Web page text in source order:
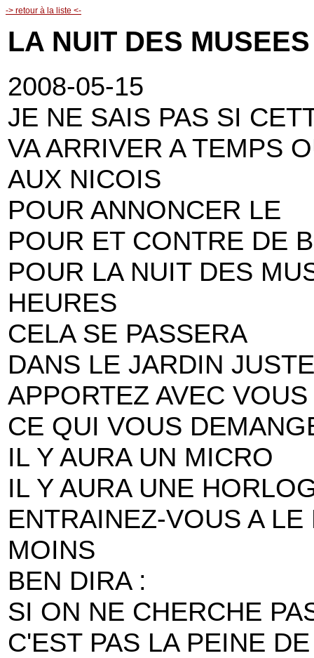
-> retour à la liste <-
LA NUIT DES MUSEES
2008-05-15
JE NE SAIS PAS SI
VA ARRIVER A TEMPS
AUX NICOIS
POUR ANNONCER LE
POUR ET CONTRE DE
POUR LA NUIT DES
HEURES
CELA SE PASSERA
DANS LE JARDIN
APPORTEZ AVEC
CE QUI VOUS
IL Y AURA UN MICRO
IL Y AURA UNE
ENTRAINEZ-VOUS A
MOINS
BEN DIRA :
SI ON NE CHERCHE
C'EST PAS LA PEINE